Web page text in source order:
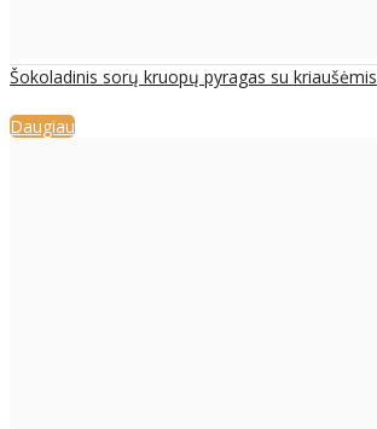
Šokoladinis sorų kruopų pyragas su kriaušėmis
Daugiau